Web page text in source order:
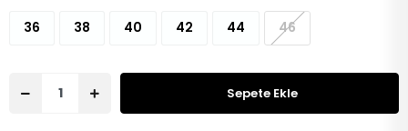
36 38 40 42 44 46
Sepete Ekle